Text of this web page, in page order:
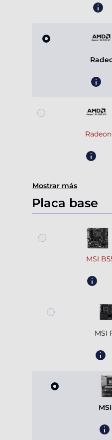
Mostrar más
Placa base
MSI
MSI